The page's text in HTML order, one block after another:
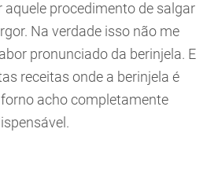
aquele procedimento de salgar
Na verdade isso não me
pronunciado da berinjela. E
receitas onde a berinjela é
acho completamente